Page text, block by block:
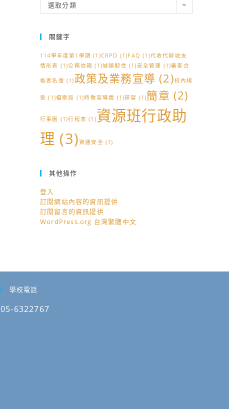
類
選取分類
關鍵字
114學年度第1學期 (1)CRPD (1)FAQ (1)代收代辦收支
情形表 (1)公務信箱 (1)城鎮韌性 (1)安全管理 (1)審查合
格者名單 (1)政策及業務宣導 (2)校內規
章 (1)檔案局 (1)特教宣導週 (1)研習 (1)簡章 (2)
行事曆 (1)行程表 (1)資源班行政助
理 (3)資通安全 (1)
其他操作
登入
訂閱網站內容的資訊提供
訂閱留言的資訊提供
WordPress.org 台灣繁體中文
學校電話
05-6322767